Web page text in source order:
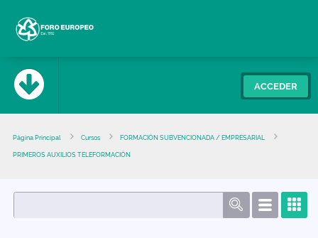
ACCEDER
Español - Internacional
Página Principal Cursos FORMACIÓN SUBVENCIONADA / EMPRESARIAL
PRIMEROS AUXILIOS TELEFORMACIÓN